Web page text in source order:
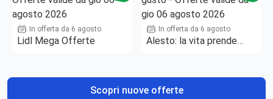
In offerta da 6 agosto
Lidl Mega Offerte
In offerta da 6 agosto
Alesto: la vita prende
Scopri nuove offerte